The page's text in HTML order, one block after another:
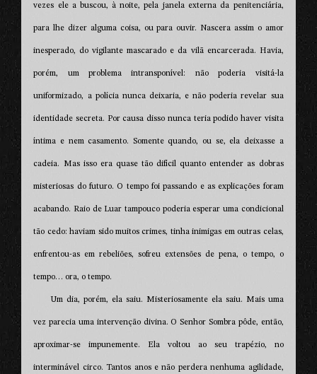
vezes ele a buscou, à noite, pela janela externa da penitenciária,
para lhe dizer alguma coisa, ou para ouvir. Nascera assim o amor
inesperado, do vigilante mascarado e da vilã encarcerada. Havia,
porém, um problema intransponível: não poderia visitá-la
uniformizado, a polícia nunca deixaria, e não poderia revelar sua
identidade secreta. Por causa disso nunca teria podido haver visita
íntima e nem casamento. Somente quando, ou se, ela deixasse a
cadeia. Mas isso era quase tão difícil quanto entender as dobras
misteriosas do futuro. O tempo foi passando e as explicações foram
acabando. Raio de Luar tampouco poderia esperar uma condicional
tão cedo: haviam sido muitos crimes, tinha inimigas em outras celas,
enfrentou-as em rebeliões, sofreu extensões de pena, o tempo, o
tempo… ora, o tempo.
Um dia, porém, ela saiu. Misteriosamente ela saiu. Mais uma
vez parecia uma intervenção divina. O Senhor Sombra pôde, então,
aproximar-se impunemente. Ela voltou ao seu trapézio, no
interminável circo. Tantos anos e não perdera nenhuma agilidade,